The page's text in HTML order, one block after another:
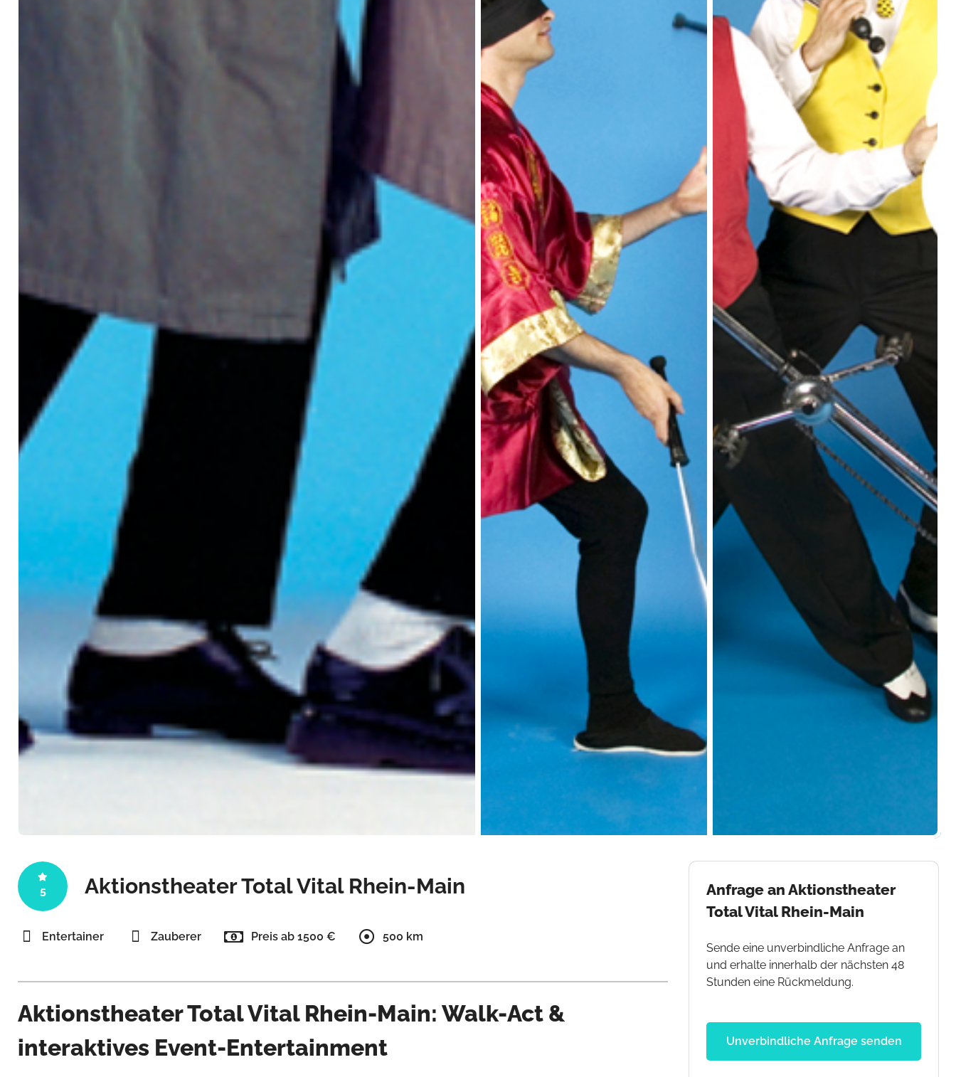
5 Aktionstheater Total Vital Rhein-Main
Entertainer Zauberer Preis ab 1500 € 500 km
Aktionstheater Total Vital Rhein-Main: Walk-Act &
interaktives Event-Entertainment
Anfrage an Aktionstheater
Total Vital Rhein-Main
Sende eine unverbindliche Anfrage an
und erhalte innerhalb der nächsten 48
Stunden eine Rückmeldung.
Unverbindliche Anfrage senden